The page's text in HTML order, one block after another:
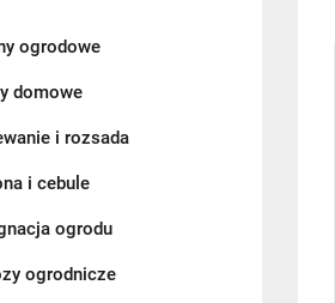
ogrodowe
domowe
i rozsada
i cebule
ogrodu
ogrodnicze